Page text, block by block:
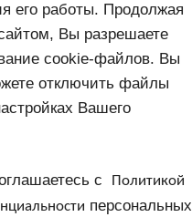
+7 (999) 416-00-52
почту
работает по всей
его работы. Продолжая
Вы разрешаете
cookie-файлов. Вы
отключить файлы
Вашего
с
Политикой
персональных